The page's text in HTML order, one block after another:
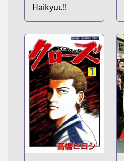
Haikyuu!!